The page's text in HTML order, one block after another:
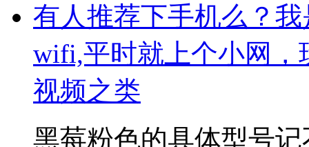
有人推荐下手机么？
wifi,平时就上个小网，
视频之类
黑莓粉色的具体型号